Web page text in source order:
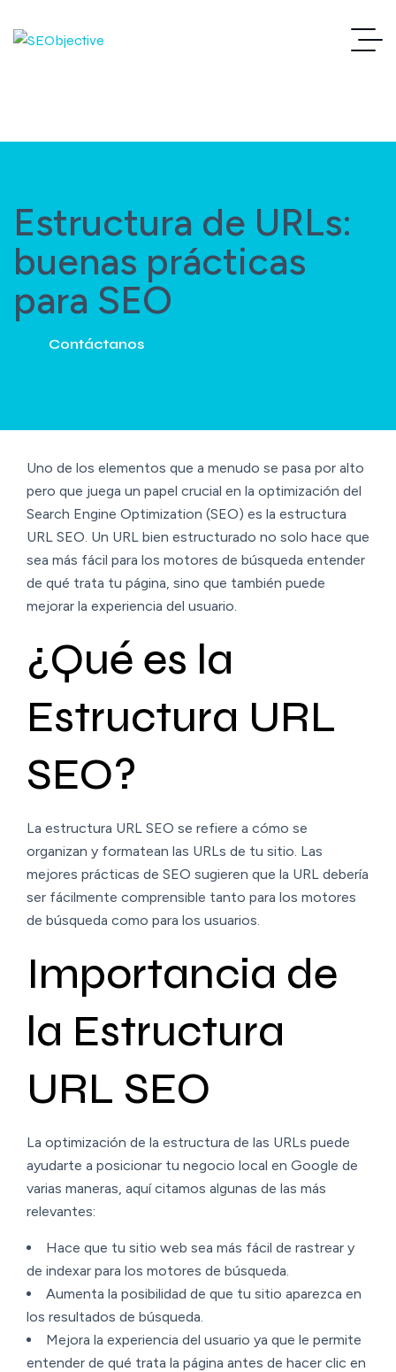
Estructura de URLs:
buenas prácticas
para SEO
Contáctanos
Uno de los elementos que a menudo se pasa por alto
pero que juega un papel crucial en la optimización del
Search Engine Optimization (SEO) es la estructura
URL SEO. Un URL bien estructurado no solo hace que
sea más fácil para los motores de búsqueda entender
de qué trata tu página, sino que también puede
mejorar la experiencia del usuario.
¿Qué es la
Estructura URL
SEO?
La estructura URL SEO se refiere a cómo se
organizan y formatean las URLs de tu sitio. Las
mejores prácticas de SEO sugieren que la URL debería
ser fácilmente comprensible tanto para los motores
de búsqueda como para los usuarios.
Importancia de
la Estructura
URL SEO
La optimización de la estructura de las URLs puede
ayudarte a posicionar tu negocio local en Google de
varias maneras, aquí citamos algunas de las más
relevantes:
Hace que tu sitio web sea más fácil de rastrear y
de indexar para los motores de búsqueda.
Aumenta la posibilidad de que tu sitio aparezca en
los resultados de búsqueda.
Mejora la experiencia del usuario ya que le permite
entender de qué trata la página antes de hacer clic en